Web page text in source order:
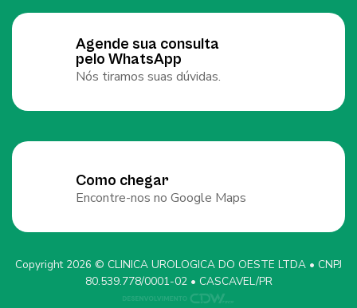
Agende sua consulta
pelo WhatsApp
Nós tiramos suas dúvidas.
Como chegar
Encontre-nos no Google Maps
Copyright 2026 © CLINICA UROLOGICA DO OESTE LTDA • CNPJ
80.539.778/0001-02 • CASCAVEL/PR